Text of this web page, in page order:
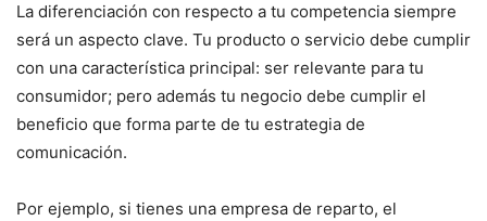
La diferenciación con respecto a tu competencia siempre
será un aspecto clave. Tu producto o servicio debe cumplir
con una característica principal: ser relevante para tu
consumidor; pero además tu negocio debe cumplir el
beneficio que forma parte de tu estrategia de
comunicación.
Por ejemplo, si tienes una empresa de reparto, el